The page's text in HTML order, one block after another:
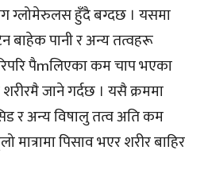
ग्लोमेरुलस हुँदै बग्दछ । यसमा
बाहेक पानी र अन्य तत्वहरू
पैmलिएका कम चाप भएका
शरीरमै जाने गर्दछ । यसै क्रममा
र अन्य विषालु तत्व अति कम
मात्रामा पिसाव भएर शरीर बाहिर